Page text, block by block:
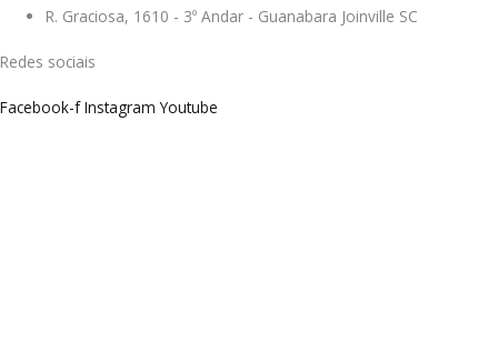
R. Graciosa, 1610 - 3º Andar - Guanabara Joinville SC
Redes sociais
Facebook-f Instagram Youtube